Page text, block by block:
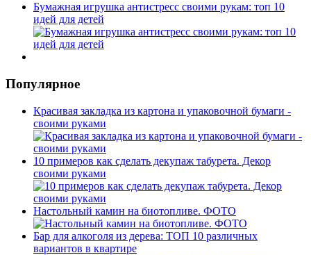
Бумажная игрушка антистресс своими рукам: топ 10
идей для детей
Популярное
Красивая закладка из картона и упаковочной бумаги -
своими руками
10 примеров как сделать декупаж табурета. Декор
своими руками
Настольный камин на биотопливе. ФОТО
Бар для алкоголя из дерева: ТОП 10 различных
вариантов в квартире